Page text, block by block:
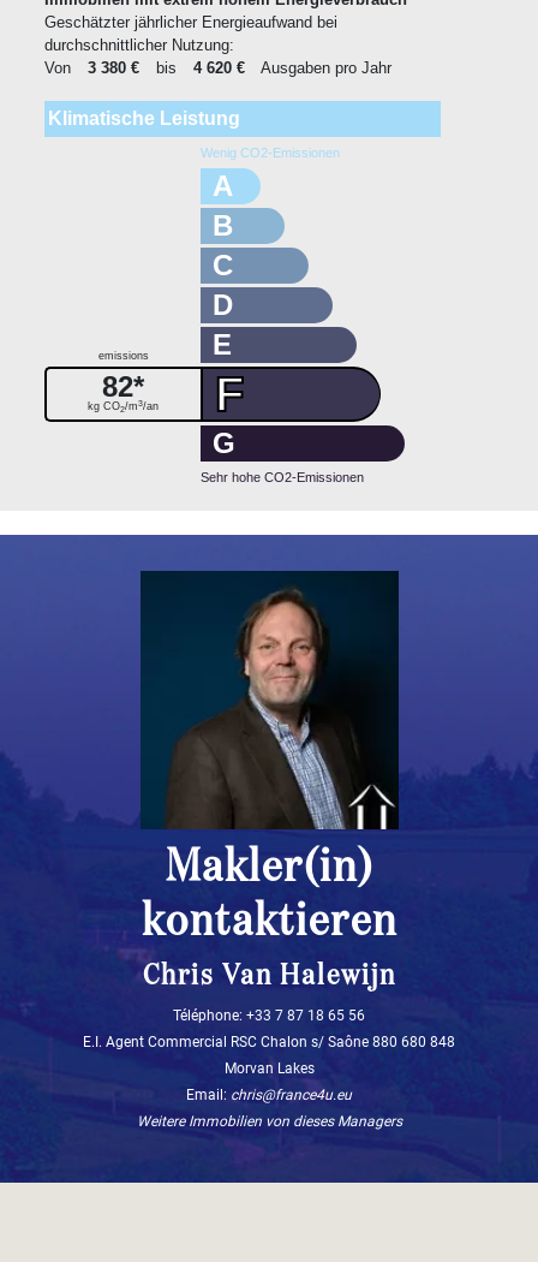
Geschätzter jährlicher Energieaufwand bei
durchschnittlicher Nutzung:
Von
3 380 € bis 4 620 € Ausgaben pro Jahr
Klimatische Leistung
Wenig CO2-Emissionen
A
B
C
D
E
F
emissions
82*
kg CO2/m3/an
G
Sehr hohe CO2-Emissionen
Makler(in)
kontaktieren
Chris Van Halewijn
Téléphone: ‭+33 7 87 18 65 56‬
E.I. Agent Commercial RSC Chalon s/ Saône 880 680 848
Morvan Lakes
Email: chris@france4u.eu
Weitere Immobilien von dieses Managers